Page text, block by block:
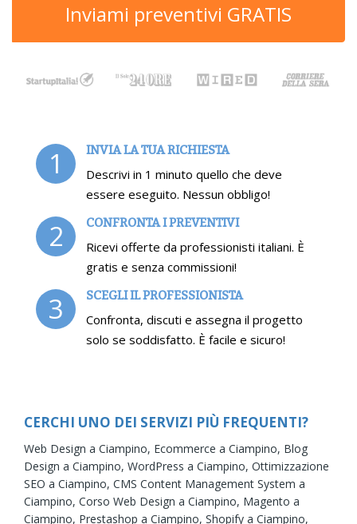
Inviami preventivi GRATIS
1 INVIA LA TUA RICHIESTA
Descrivi in 1 minuto quello che deve
essere eseguito. Nessun obbligo!
2 CONFRONTA I PREVENTIVI
Ricevi offerte da professionisti italiani. È
gratis e senza commissioni!
3 SCEGLI IL PROFESSIONISTA
Confronta, discuti e assegna il progetto
solo se soddisfatto. È facile e sicuro!
CERCHI UNO DEI SERVIZI PIÙ FREQUENTI?
Web Design a Ciampino, Ecommerce a Ciampino, Blog
Design a Ciampino, WordPress a Ciampino, Ottimizzazione
SEO a Ciampino, CMS Content Management System a
Ciampino, Corso Web Design a Ciampino, Magento a
Ciampino, Prestashop a Ciampino, Shopify a Ciampino,